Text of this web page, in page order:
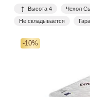
Высота 4 Чехол
Не складывается
-10%